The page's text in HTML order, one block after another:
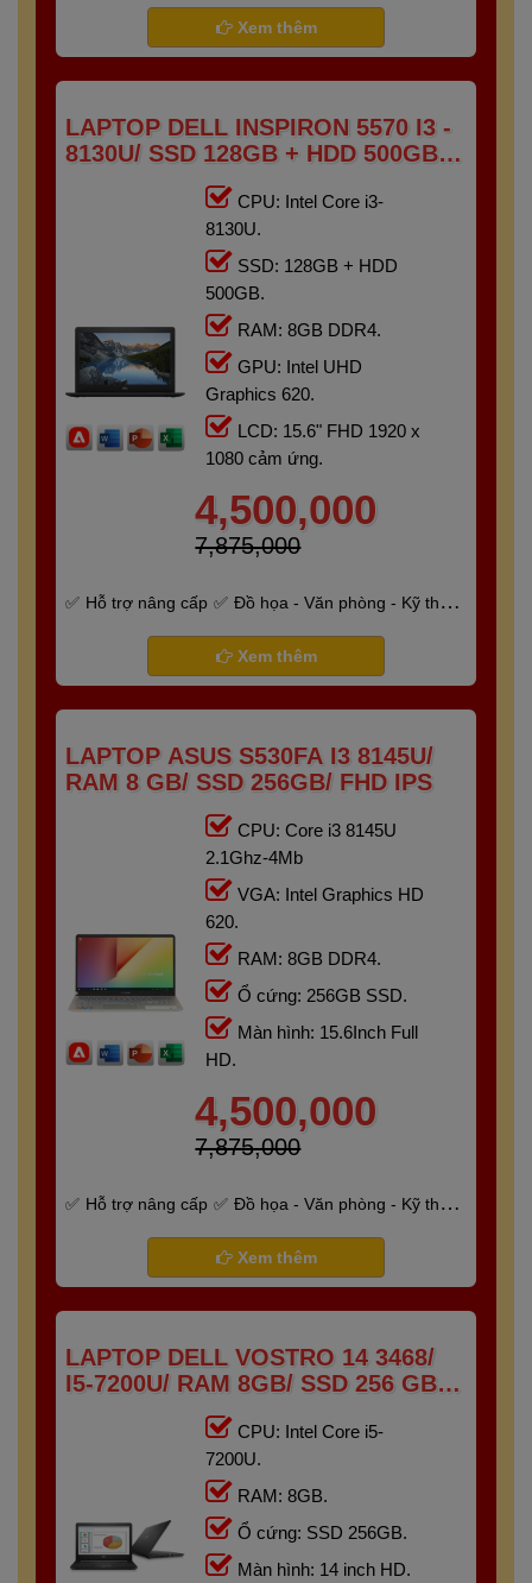
Xem thêm
LAPTOP DELL INSPIRON 5570 I3 -
8130U/ SSD 128GB + HDD 500GB/
RAM 8GB/ 15.6" FHD TOUCH
CPU: Intel Core i3-
8130U.
SSD: 128GB + HDD
500GB.
RAM: 8GB DDR4.
GPU: Intel UHD
Graphics 620.
LCD: 15.6" FHD 1920 x
1080 cảm ứng.
4,500,000
7,875,000
Hỗ trợ nâng cấp
Đồ họa - Văn phòng - Kỹ thuật
Xem thêm
LAPTOP ASUS S530FA I3 8145U/
RAM 8 GB/ SSD 256GB/ FHD IPS
CPU: Core i3 8145U
2.1Ghz-4Mb
VGA: Intel Graphics HD
620.
RAM: 8GB DDR4.
Ổ cứng: 256GB SSD.
Màn hình: 15.6Inch Full
HD.
4,500,000
7,875,000
Hỗ trợ nâng cấp
Đồ họa - Văn phòng - Kỹ thuật
Xem thêm
LAPTOP DELL VOSTRO 14 3468/
I5-7200U/ RAM 8GB/ SSD 256 GB/
CPU: Intel Core i5-
7200U.
RAM: 8GB.
Ổ cứng: SSD 256GB.
Màn hình: 14 inch HD.